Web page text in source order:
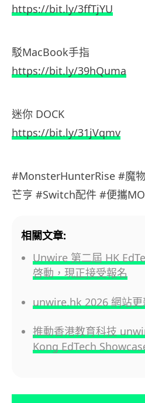
https://bit.ly/3ffTjYU
駁MacBook手指
https://bit.ly/39hQuma
迷你 DOCK
https://bit.ly/31jVqmv
#MonsterHunterRise #魔
芒亨 #Switch配件 #便攜
相關文章:
Unwire 第二屆 HK
啓動，現正接受報名
unwire.hk 2026 網站
推動香港教育科技
Kong EdTech